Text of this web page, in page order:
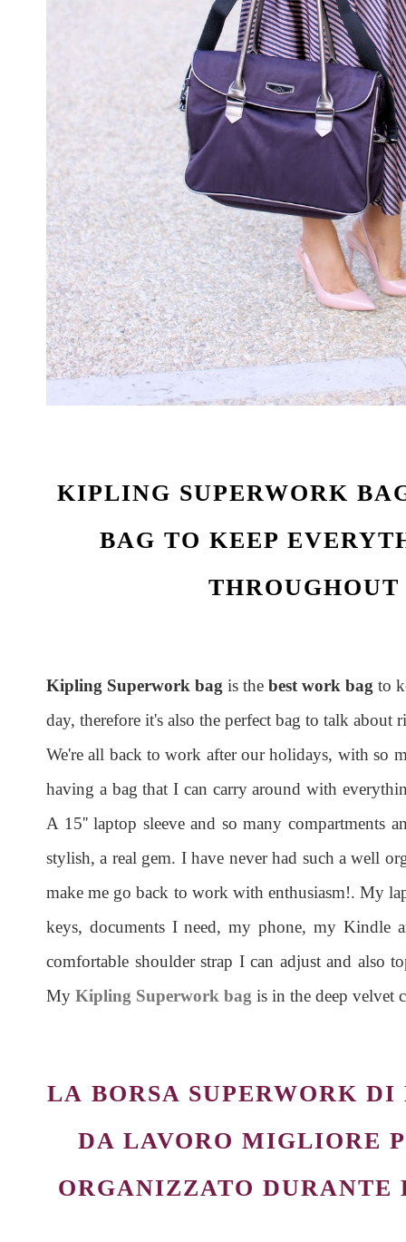
KIPLING SUPERWORK
BAG TO KEEP
Kipling Superwork bag is the best work bag to
day, therefore it's also the perfect bag to talk
We're all back to work after our holidays, with so
having a bag that I can carry around with
A 15'' laptop sleeve and so many compartments
stylish, a real gem. I have never had such a well
make me go back to work with enthusiasm!. My
keys, documents I need, my phone, my Kindle
comfortable shoulder strap I can adjust and also
My Kipling Superwork bag is in the deep velvet
LABORSA SUPERWORK
DA LAVORO MIGLIORE
ORGANIZZATO